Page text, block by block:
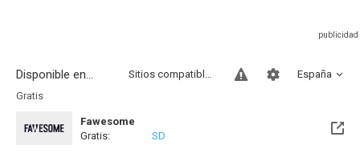
Disponible en... España
Sitios compatibles
Gratis
Fawesome
Gratis:
SD